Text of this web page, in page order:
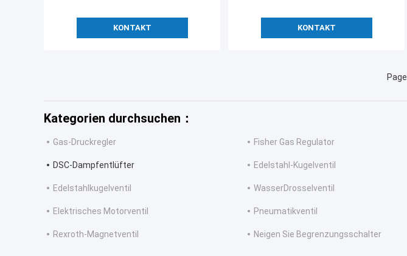
KONTAKT KONTAKT
Kategorien durchsuchen：
Gas-Druckregler Fisher Gas Regulator
DSC-Dampfentlüfter Edelstahl-Kugelventil
Edelstahlkugelventil WasserDrosselventil
Elektrisches Motorventil Pneumatikventil
Rexroth-Magnetventil Neigen Sie Begrenzungsschalter